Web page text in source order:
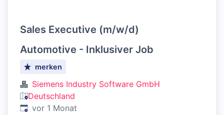
Sales Executive (m/w/d)
Automotive - Inklusiver Job
merken
Siemens Industry Software GmbH
Deutschland
Veröffentlicht:
vor 1 Monat